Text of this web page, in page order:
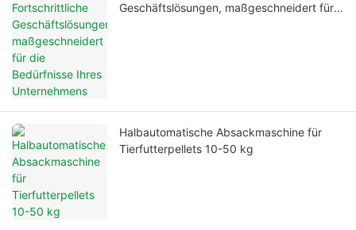
Geschäftslösungen, maßgeschneidert für
Halbautomatische Absackmaschine für
Tierfutterpellets 10-50 kg